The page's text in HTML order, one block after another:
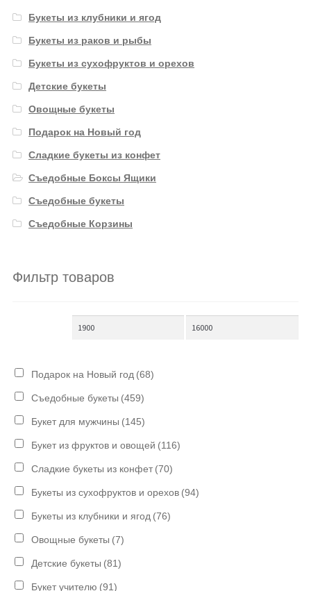
Букеты из клубники и ягод
Букеты из раков и рыбы
Букеты из сухофруктов и орехов
Детские букеты
Овощные букеты
Подарок на Новый год
Сладкие букеты из конфет
Съедобные Боксы Ящики
Съедобные букеты
Съедобные Корзины
Фильтр товаров
Подарок на Новый год (68)
Съедобные букеты (459)
Букет для мужчины (145)
Букет из фруктов и овощей (116)
Сладкие букеты из конфет (70)
Букеты из сухофруктов и орехов (94)
Букеты из клубники и ягод (76)
Овощные букеты (7)
Детские букеты (81)
Букет учителю (91)